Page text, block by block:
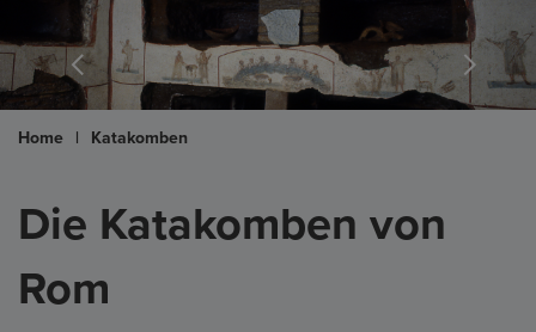
Home | Katakomben
Die Katakomben von
Rom